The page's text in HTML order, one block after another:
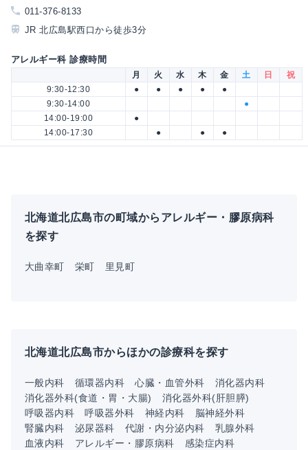
011-376-8133
JR 北広島駅西口から徒歩3分
アレルギー科 診療時間
月 火 水 木 金 土 日
祝
9:30-12:30
● ● ● ●
●
9:30-14:00
●
14:00-19:00
●
14:00-17:30
● ● ●
北海道北広島市の町域からアレルギー・膠原病科
を探す
大曲幸町 栄町 里見町
北海道北広島市からほかの診療科を探す
一般内科 循環器内科 心臓・血管外科
消化器内科
消化器外科(食道・胃・大腸)
消化器外科(肝胆膵)
呼吸器内科
呼吸器外科 神経内科
脳神経外科
腎臓内科
泌尿器科 代謝・内分泌内科
乳腺外科
血液内科
アレルギー・膠原病科
感染症内科